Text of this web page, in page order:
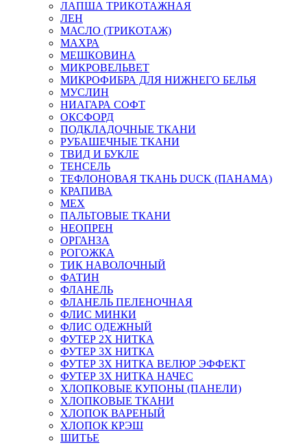
ЛАПША ТРИКОТАЖНАЯ
ЛЕН
МАСЛО (ТРИКОТАЖ)
МАХРА
МЕШКОВИНА
МИКРОВЕЛЬВЕТ
МИКРОФИБРА ДЛЯ НИЖНЕГО БЕЛЬЯ
МУСЛИН
НИАГАРА СОФТ
ОКСФОРД
ПОДКЛАДОЧНЫЕ ТКАНИ
РУБАШЕЧНЫЕ ТКАНИ
ТВИД И БУКЛЕ
ТЕНСЕЛЬ
ТЕФЛОНОВАЯ ТКАНЬ DUCK (ПАНАМА)
КРАПИВА
МЕХ
ПАЛЬТОВЫЕ ТКАНИ
НЕОПРЕН
ОРГАНЗА
РОГОЖКА
ТИК НАВОЛОЧНЫЙ
ФАТИН
ФЛАНЕЛЬ
ФЛАНЕЛЬ ПЕЛЕНОЧНАЯ
ФЛИС МИНКИ
ФЛИС ОДЕЖНЫЙ
ФУТЕР 2Х НИТКА
ФУТЕР 3Х НИТКА
ФУТЕР 3Х НИТКА ВЕЛЮР ЭФФЕКТ
ФУТЕР 3Х НИТКА НАЧЕС
ХЛОПКОВЫЕ КУПОНЫ (ПАНЕЛИ)
ХЛОПКОВЫЕ ТКАНИ
ХЛОПОК ВАРЕНЫЙ
ХЛОПОК КРЭШ
ШИТЬЕ